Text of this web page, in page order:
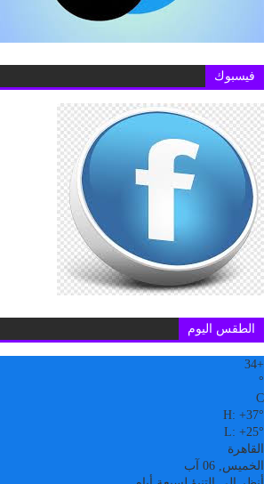
فيسبوك
الطقس اليوم
+
34
°
C
H:+37°
L:+25°
القاهرة
الخميس, 06 آب